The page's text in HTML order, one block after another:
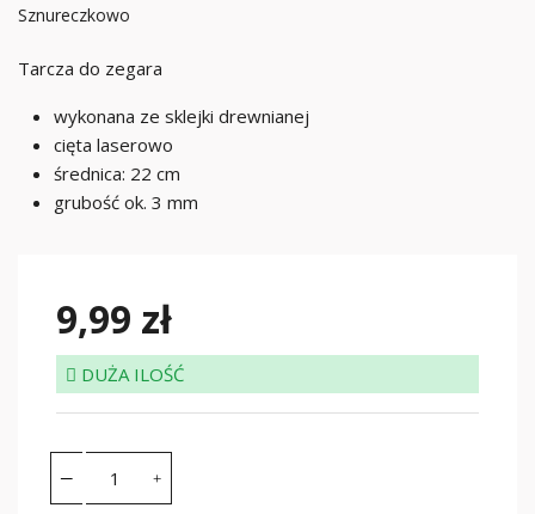
Sznureczkowo
Tarcza do zegara
wykonana ze sklejki drewnianej
cięta laserowo
średnica: 22 cm
grubość ok. 3 mm
9,99 zł
DUŻA ILOŚĆ